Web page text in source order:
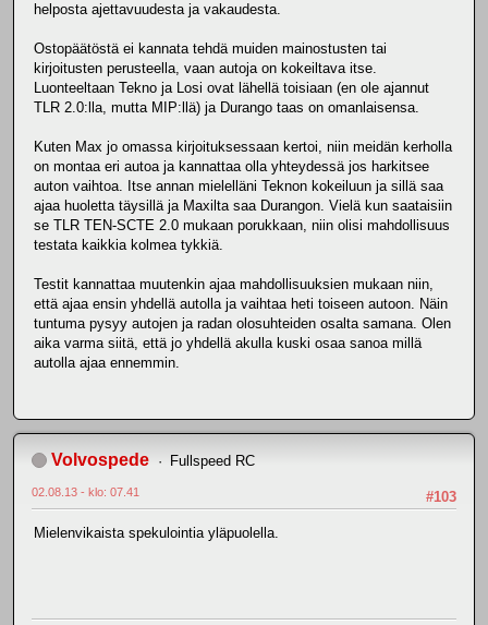
helposta ajettavuudesta ja vakaudesta.
Ostopäätöstä ei kannata tehdä muiden mainostusten tai
kirjoitusten perusteella, vaan autoja on kokeiltava itse.
Luonteeltaan Tekno ja Losi ovat lähellä toisiaan (en ole ajannut
TLR 2.0:lla, mutta MIP:llä) ja Durango taas on omanlaisensa.
Kuten Max jo omassa kirjoituksessaan kertoi, niin meidän kerholla
on montaa eri autoa ja kannattaa olla yhteydessä jos harkitsee
auton vaihtoa. Itse annan mielelläni Teknon kokeiluun ja sillä saa
ajaa huoletta täysillä ja Maxilta saa Durangon. Vielä kun saataisiin
se TLR TEN-SCTE 2.0 mukaan porukkaan, niin olisi mahdollisuus
testata kaikkia kolmea tykkiä.
Testit kannattaa muutenkin ajaa mahdollisuuksien mukaan niin,
että ajaa ensin yhdellä autolla ja vaihtaa heti toiseen autoon. Näin
tuntuma pysyy autojen ja radan olosuhteiden osalta samana. Olen
aika varma siitä, että jo yhdellä akulla kuski osaa sanoa millä
autolla ajaa ennemmin.
Volvospede Fullspeed RC
#103
02.08.13 - klo: 07.41
Mielenvikaista spekulointia yläpuolella.